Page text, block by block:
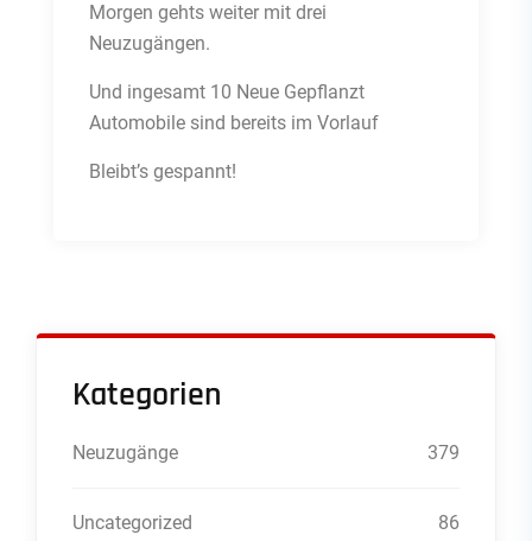
Morgen gehts weiter mit drei
Neuzugängen.
Und ingesamt 10 Neue Gepflanzt
Automobile sind bereits im Vorlauf
Bleibt’s gespannt!
Kategorien
Neuzugänge 379
Uncategorized 86